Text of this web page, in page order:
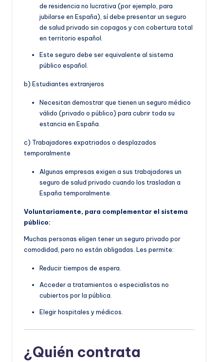
de residencia no lucrativa (por ejemplo, para
jubilarse en España), sí debe presentar un seguro
de salud privado sin copagos y con cobertura total
en territorio español.
Este seguro debe ser equivalente al sistema
público español.
b) Estudiantes extranjeros
Necesitan demostrar que tienen un seguro médico
válido (privado o público) para cubrir toda su
estancia en España.
c) Trabajadores expatriados o desplazados
temporalmente
Algunas empresas exigen a sus trabajadores un
seguro de salud privado cuando los trasladan a
España temporalmente.
Voluntariamente, para complementar el sistema
público:
Muchas personas eligen tener un seguro privado por
comodidad, pero no están obligadas. Les permite:
Reducir tiempos de espera.
Acceder a tratamientos o especialistas no
cubiertos por la pública.
Elegir hospitales y médicos.
¿Quién contrata